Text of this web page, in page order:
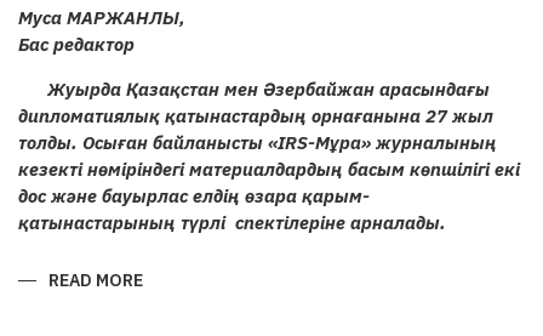
Муса МАРЖАНЛЫ,
Бас редактор
Жуырда Қазақстан мен Әзербайжан арасындағы
дипломатиялық қатынастардың орнағанына 27 жыл
толды. Осыған байланысты «IRS-Мұра» журналының
кезекті нөміріндегі материалдардың басым көпшілігі екі
дос және бауырлас елдің өзара қарым-
қатынастарының түрлі спектілеріне арналады.
READ MORE